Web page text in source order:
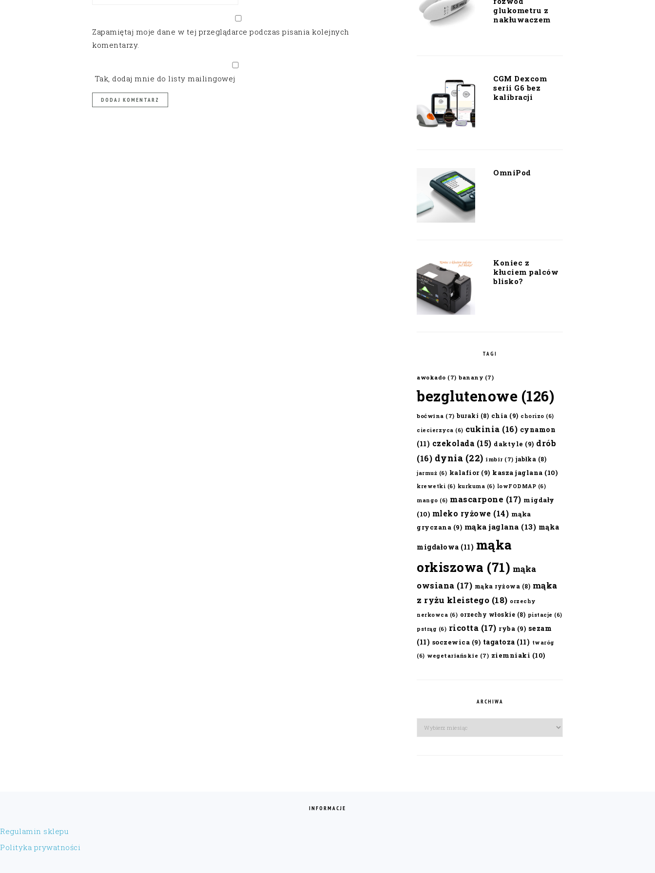
Zapamiętaj moje dane w tej przeglądarce podczas pisania kolejnych
komentarzy.
Tak, dodaj mnie do listy mailingowej
glukometru z
nakłuwaczem
CGM Dexcom
serii G6 bez
kalibracji
OmniPod
Koniec z
kłuciem palców
blisko?
TAGI
awokado (7) banany (7)
bezglutenowe (126)
boćwina (7) buraki (8) chia (9) chorizo (6)
ciecierzyca (6) cukinia (16) cynamon
(11) czekolada (15) daktyle (9) drób
(16) dynia (22) imbir (7) jabłka (8)
jarmuż (6) kalafior(9) kasza jaglana (10)
krewetki (6) kurkuma (6) lowFODMAP (6)
mango (6) mascarpone (17) migdały
(10) mleko ryżowe (14) mąka
gryczana (9) mąka jaglana (13) mąka
migdałowa (11) mąka
orkiszowa (71) mąka
owsiana (17) mąka ryżowa (8) mąka
z ryżu kleistego (18) orzechy
nerkowca (6) orzechy włoskie (8) pistacje (6)
pstrąg (6) ricotta (17) ryba (9) sezam
(11) soczewica (9) tagatoza (11) twaróg
(6) wegetariańskie (7) ziemniaki (10)
ARCHIWA
Archiwa
INFORMACJE
Regulamin sklepu
Polityka prywatności